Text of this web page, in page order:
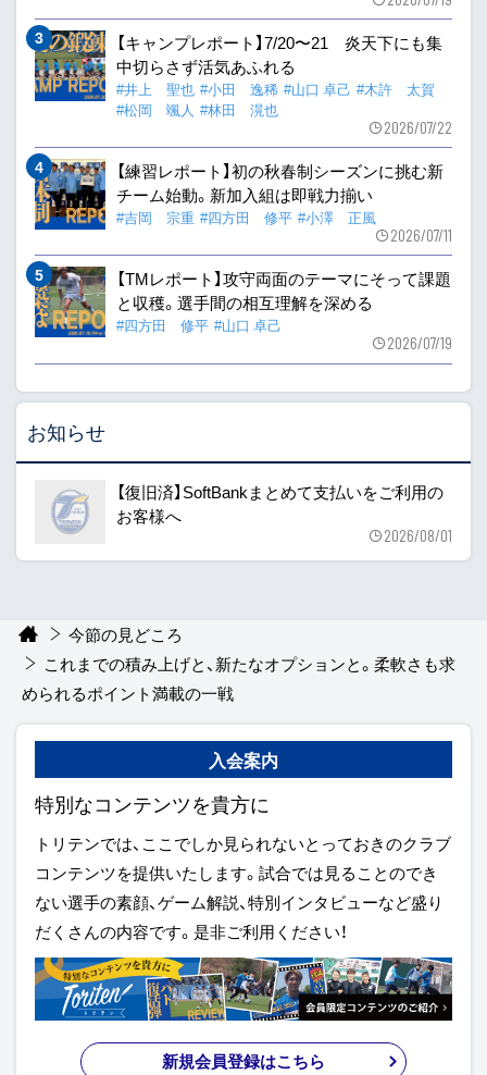
【キャンプレポート】7/20〜21 炎天下にも集
中切らさず活気あふれる
#井上 聖也 #小田 逸稀 #山口 卓己 #木許 太賀
#松岡 颯人 #林田 滉也
2026/07/22
【練習レポート】初の秋春制シーズンに挑む新
チーム始動。新加入組は即戦力揃い
#吉岡 宗重 #四方田 修平 #小澤 正風
2026/07/11
【TMレポート】攻守両面のテーマにそって課題
と収穫。選手間の相互理解を深める
#四方田 修平 #山口 卓己
2026/07/19
お知らせ
【復旧済】SoftBankまとめて支払いをご利用の
お客様へ
2026/08/01
今節の見どころ
これまでの積み上げと、新たなオプションと。柔軟さも求
められるポイント満載の一戦
入会案内
特別なコンテンツを貴方に
トリテンでは、ここでしか見られないとっておきのクラブ
コンテンツを提供いたします。試合では見ることのでき
ない選手の素顔、ゲーム解説、特別インタビューなど盛り
だくさんの内容です。是非ご利用ください！
新規会員登録はこちら